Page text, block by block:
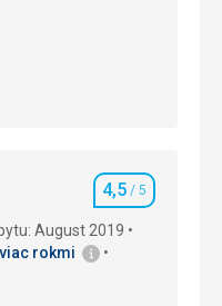
3,0/ 5
Hodnotenie
4,5 / 5
August 2019
rokmi